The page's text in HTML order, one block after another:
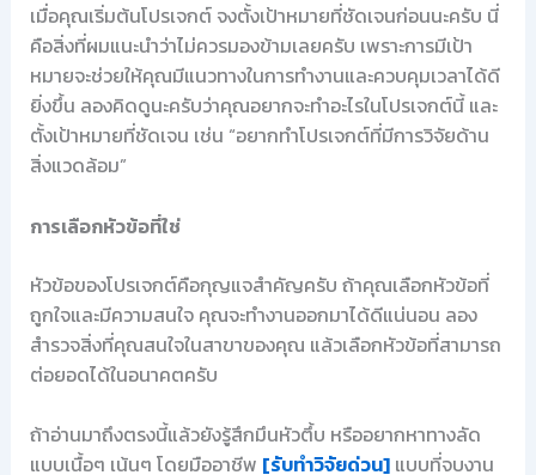
เมื่อคุณเริ่มต้นโปรเจกต์ จงตั้งเป้าหมายที่ชัดเจนก่อนนะครับ นี่
คือสิ่งที่ผมแนะนำว่าไม่ควรมองข้ามเลยครับ เพราะการมีเป้า
หมายจะช่วยให้คุณมีแนวทางในการทำงานและควบคุมเวลาได้ดี
ยิ่งขึ้น ลองคิดดูนะครับว่าคุณอยากจะทำอะไรในโปรเจกต์นี้ และ
ตั้งเป้าหมายที่ชัดเจน เช่น “อยากทำโปรเจกต์ที่มีการวิจัยด้าน
สิ่งแวดล้อม”
การเลือกหัวข้อที่ใช่
หัวข้อของโปรเจกต์คือกุญแจสำคัญครับ ถ้าคุณเลือกหัวข้อที่
ถูกใจและมีความสนใจ คุณจะทำงานออกมาได้ดีแน่นอน ลอง
สำรวจสิ่งที่คุณสนใจในสาขาของคุณ แล้วเลือกหัวข้อที่สามารถ
ต่อยอดได้ในอนาคตครับ
ถ้าอ่านมาถึงตรงนี้แล้วยังรู้สึกมึนหัวตึ้บ หรืออยากหาทางลัด
แบบเนื้อๆ เน้นๆ โดยมืออาชีพ [รับทำวิจัยด่วน]แบบที่จบงาน